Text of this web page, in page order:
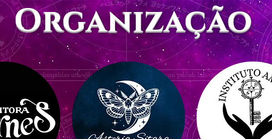
Organização